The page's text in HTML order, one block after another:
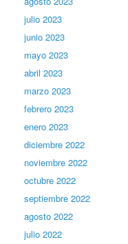
julio 2023
junio 2023
mayo 2023
abril 2023
marzo 2023
febrero 2023
enero 2023
diciembre 2022
noviembre 2022
octubre 2022
septiembre 2022
agosto 2022
julio 2022